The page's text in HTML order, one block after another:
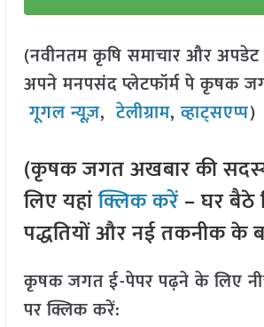
(नवीनतम कृषि समाचार और
अपने मनपसंद प्लेटफॉर्म पे कृषक
गूगल न्यूज़,टेलीग्राम,व्हाट्सएप्प)
(कृषक जगत अखबार की
लिए यहांक्लिक करें– घर बैठे
पद्धतियों और नई तकनीक के
कृषक जगत ई-पेपर पढ़ने के लिए
पर क्लिक करें: